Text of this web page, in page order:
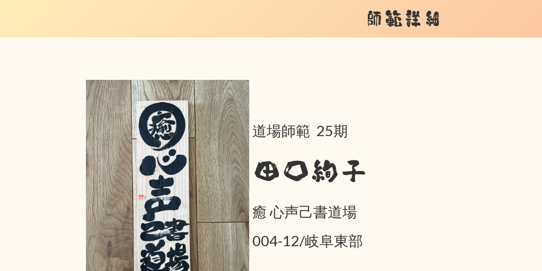
師範詳細
道場師範 25期
田口絢子
癒 心声己書道場
004-12/岐阜東部